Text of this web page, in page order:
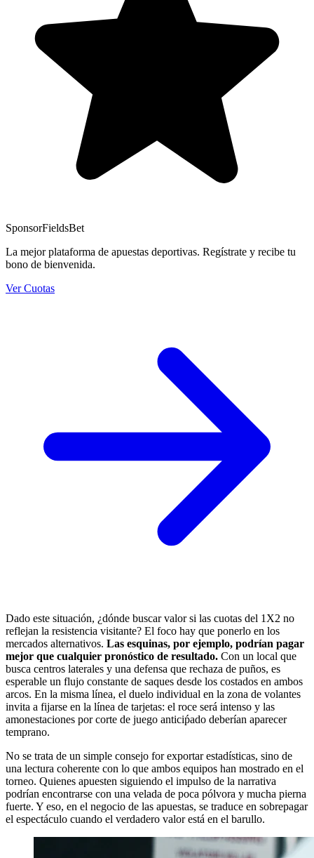
SponsorFieldsBet
La mejor plataforma de apuestas deportivas. Regístrate y recibe tu
bono de bienvenida.
Ver Cuotas
Dado este situación, ¿dónde buscar valor si las cuotas del 1X2 no
reflejan la resistencia visitante? El foco hay que ponerlo en los
mercados alternativos. Las esquinas, por ejemplo, podrían pagar
mejor que cualquier pronóstico de resultado. Con un local que
busca centros laterales y una defensa que rechaza de puños, es
esperable un flujo constante de saques desde los costados en ambos
arcos. En la misma línea, el duelo individual en la zona de volantes
invita a fijarse en la línea de tarjetas: el roce será intenso y las
amonestaciones por corte de juego anticiṕado deberían aparecer
temprano.
No se trata de un simple consejo for exportar estadísticas, sino de
una lectura coherente con lo que ambos equipos han mostrado en el
torneo. Quienes apuesten siguiendo el impulso de la narrativa
podrían encontrarse con una velada de poca pólvora y mucha pierna
fuerte. Y eso, en el negocio de las apuestas, se traduce en sobrepagar
el espectáculo cuando el verdadero valor está en el barullo.